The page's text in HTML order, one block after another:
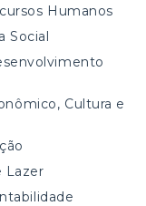
Humanos
Social
Cultura e
Lazer